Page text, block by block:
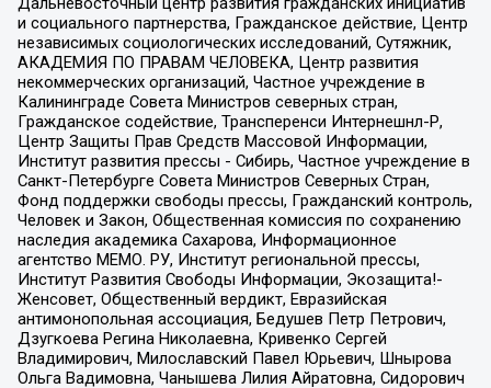
и социального партнерства, Гражданское действие, Центр
независимых социологических исследований, Сутяжник,
АКАДЕМИЯ ПО ПРАВАМ ЧЕЛОВЕКА, Центр развития
некоммерческих организаций, Частное учреждение в
Калининграде Совета Министров северных стран,
Гражданское содействие, Трансперенси Интернешнл-Р,
Центр Защиты Прав Средств Массовой Информации,
Институт развития прессы - Сибирь, Частное учреждение в
Санкт-Петербурге Совета Министров Северных Стран,
Фонд поддержки свободы прессы, Гражданский контроль,
Человек и Закон, Общественная комиссия по сохранению
наследия академика Сахарова, Информационное
агентство МЕМО. РУ, Институт региональной прессы,
Институт Развития Свободы Информации, Экозащита!-
Женсовет, Общественный вердикт, Евразийская
антимонопольная ассоциация, Бедушев Петр Петрович,
Дзугкоева Регина Николаевна, Кривенко Сергей
Владимирович, Милославский Павел Юрьевич, Шнырова
Ольга Вадимовна, Чанышева Лилия Айратовна, Сидорович